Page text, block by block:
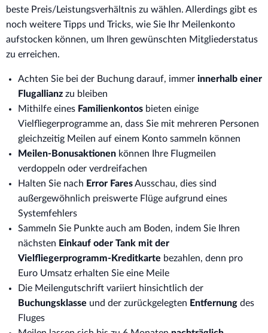
beste Preis/Leistungsverhältnis zu wählen. Allerdings gibt es
noch weitere Tipps und Tricks, wie Sie Ihr Meilenkonto
aufstocken können, um Ihren gewünschten Mitgliederstatus
zu erreichen.
Achten Sie bei der Buchung darauf, immer innerhalb einer
Flugallianz zu bleiben
Mithilfe eines Familienkontos bieten einige
Vielfliegerprogramme an, dass Sie mit mehreren Personen
gleichzeitig Meilen auf einem Konto sammeln können
Meilen-Bonusaktionen können Ihre Flugmeilen
verdoppeln oder verdreifachen
Halten Sie nach Error FaresAusschau, dies sind
außergewöhnlich preiswerte Flüge aufgrund eines
Systemfehlers
Sammeln Sie Punkte auch am Boden, indem Sie Ihren
nächsten Einkauf oder Tank mit der
Vielfliegerprogramm-Kreditkarte bezahlen, denn pro
Euro Umsatz erhalten Sie eine Meile
Die Meilengutschrift variiert hinsichtlich der
Buchungsklasse und der zurückgelegten Entfernung des
Fluges